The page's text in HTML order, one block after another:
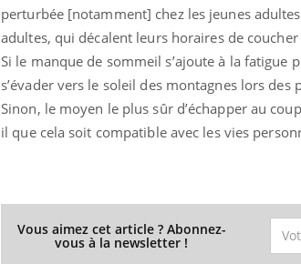
perturbée [notamment] chez les jeunes
adultes, qui décalent leurs horaires de
Si le manque de sommeil s’ajoute à la fatigue
s’évader vers le soleil des montagnes lors
Sinon, le moyen le plus sûr d’échapper au
il que cela soit compatible avec les vies
Vous aimez cet article ? Abonnez-
vous à la newsletter !